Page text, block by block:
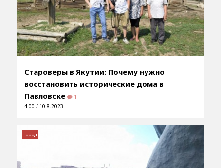
Староверы в Якутии: Почему нужно
восстановить исторические дома в
Павловске
1
4:00 / 10.8.2023
Город